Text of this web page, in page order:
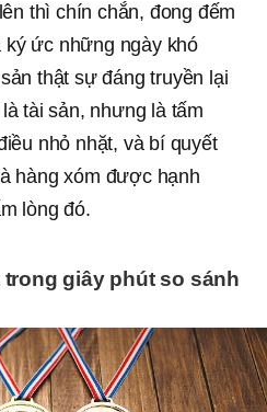
thì chín chắn, đong đếm
ức những ngày khó
thật sự đáng truyền lại
tài sản, nhưng là tấm
nhỏ nhặt, và bí quyết
hàng xóm được hạnh
lòng đó.
giây phút so sánh